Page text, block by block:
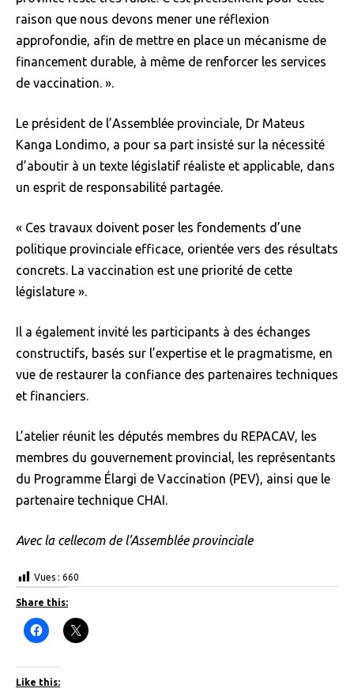
raison que nous devons mener une réflexion
approfondie, afin de mettre en place un mécanisme de
financement durable, à même de renforcer les services
de vaccination. ».
Le président de l’Assemblée provinciale, Dr Mateus
Kanga Londimo, a pour sa part insisté sur la nécessité
d’aboutir à un texte législatif réaliste et applicable, dans
un esprit de responsabilité partagée.
« Ces travaux doivent poser les fondements d’une
politique provinciale efficace, orientée vers des résultats
concrets. La vaccination est une priorité de cette
législature ».
Il a également invité les participants à des échanges
constructifs, basés sur l’expertise et le pragmatisme, en
vue de restaurer la confiance des partenaires techniques
et financiers.
L’atelier réunit les députés membres du REPACAV, les
membres du gouvernement provincial, les représentants
du Programme Élargi de Vaccination (PEV), ainsi que le
partenaire technique CHAI.
Avec la cellecom de l’Assemblée provinciale
Vues : 660
Share this:
C
l
k
t
o
C
l
Like this: